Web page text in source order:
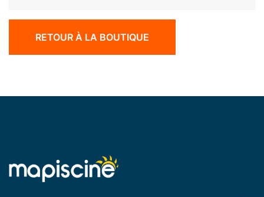
RETOUR À LA BOUTIQUE